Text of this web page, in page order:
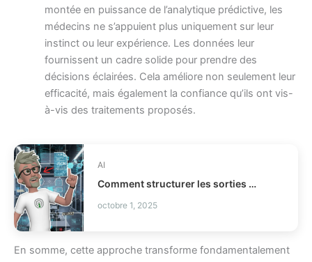
montée en puissance de l’analytique prédictive, les
médecins ne s’appuient plus uniquement sur leur
instinct ou leur expérience. Les données leur
fournissent un cadre solide pour prendre des
décisions éclairées. Cela améliore non seulement leur
efficacité, mais également la confiance qu’ils ont vis-
à-vis des traitements proposés.
AI
Comment structurer les sorties LLM avec Outlines ?
octobre 1, 2025
En somme, cette approche transforme fondamentalement